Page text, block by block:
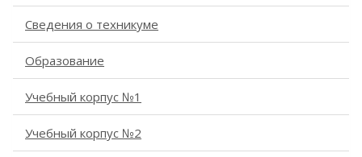
Сведения о техникуме
Образование
Учебный корпус №1
Учебный корпус №2